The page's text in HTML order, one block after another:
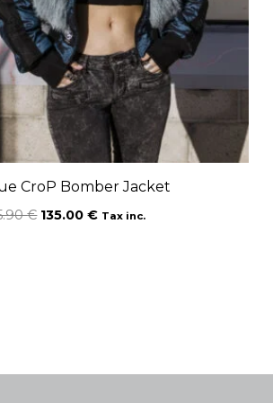
CroP Bomber Jacket
€ 135.00€ Tax inc.